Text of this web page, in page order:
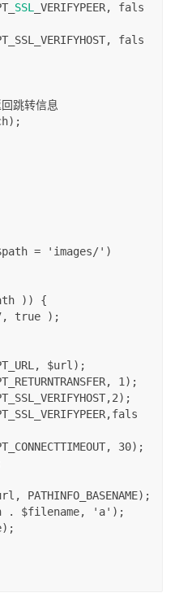
SSL _VERIFYPEER,
fals
,
fals
跳转信息
);
= 'images/' )
))
{
, true
);
, $url );
, 1 );
,2);
,fals
, 30);
, PATHINFO_BASENAME);
. $filename, 'a' );
);